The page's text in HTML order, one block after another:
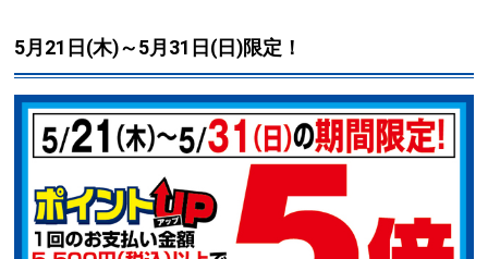
5月21日(木)～5月31日(日)限定！